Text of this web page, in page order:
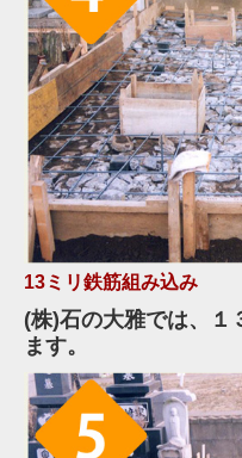
13ミリ鉄筋組み込み
(株)石の大雅では、１
ます。